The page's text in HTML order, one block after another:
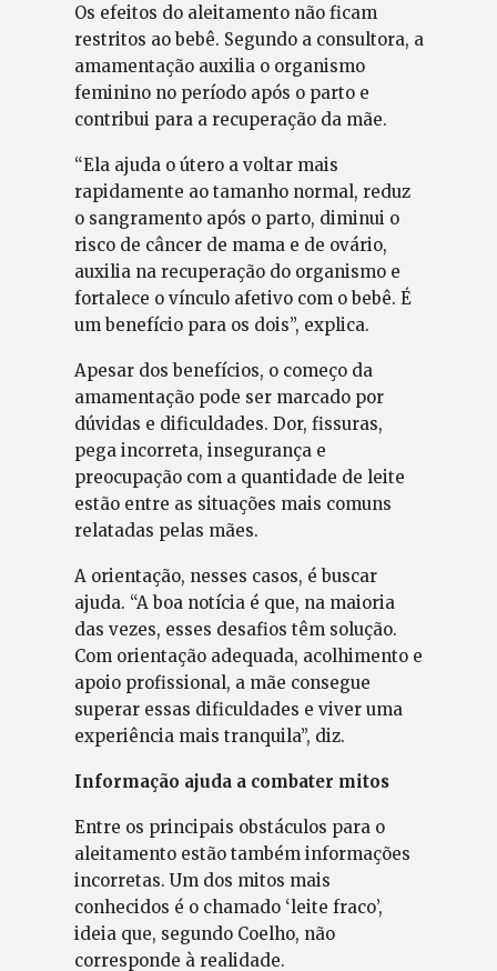
Os efeitos do aleitamento não ficam
restritos ao bebê. Segundo a consultora, a
amamentação auxilia o organismo
feminino no período após o parto e
contribui para a recuperação da mãe.
“Ela ajuda o útero a voltar mais
rapidamente ao tamanho normal, reduz
o sangramento após o parto, diminui o
risco de câncer de mama e de ovário,
auxilia na recuperação do organismo e
fortalece o vínculo afetivo com o bebê. É
um benefício para os dois”, explica.
Apesar dos benefícios, o começo da
amamentação pode ser marcado por
dúvidas e dificuldades. Dor, fissuras,
pega incorreta, insegurança e
preocupação com a quantidade de leite
estão entre as situações mais comuns
relatadas pelas mães.
A orientação, nesses casos, é buscar
ajuda. “A boa notícia é que, na maioria
das vezes, esses desafios têm solução.
Com orientação adequada, acolhimento e
apoio profissional, a mãe consegue
superar essas dificuldades e viver uma
experiência mais tranquila”, diz.
Informação ajuda a combater mitos
Entre os principais obstáculos para o
aleitamento estão também informações
incorretas. Um dos mitos mais
conhecidos é o chamado ‘leite fraco’,
ideia que, segundo Coelho, não
corresponde à realidade.